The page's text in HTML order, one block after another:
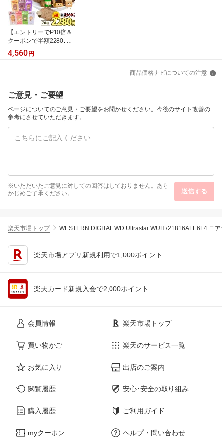
【エントリーでP10倍＆
クーポンで半額2280円】
おからクッキー 大容量 7
00g 個包装 抹茶 黒ゴマ
イエット 低カロリー 置
き換え 罪なきおからクッ
キー 熊本 《8月上旬-8月
末頃より発送予定》|
4,560 円
商品価格ナビについての注意
ご意見・ご要望
ページについてのご意見・ご要望をお聞かせください。今後のサイト改善の
参考にさせていただきます。
※いただいたご意見に対しての回答はしておりません。あら
かじめご了承ください。
送信する
楽天市場トップ WESTERN DIGITAL WD Ultrastar WUH721816ALE6L4 ニ
楽天市場アプリ新規利用で1,000ポイント
楽天カード新規入会で2,000ポイント
会員情報
買い物かご
お気に入り
閲覧履歴
購入履歴
myクーポン
楽天市場トップ
楽天のサービス一覧
出店のご案内
安心･安全の取り組み
ご利用ガイド
ヘルプ・問い合わせ